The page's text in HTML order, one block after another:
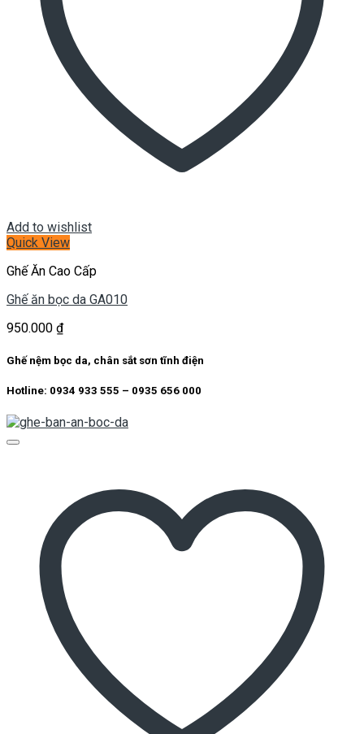
Add to wishlist
Quick View
Ghế Ăn Cao Cấp
Ghế ăn bọc da GA010
950.000 ₫
Ghế nệm bọc da, chân sắt sơn tĩnh điện
Hotline: 0934 933 555 – 0935 656 000